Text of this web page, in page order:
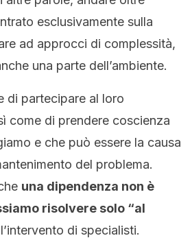
esclusivamente sulla
ad approcci di complessità,
una parte dell’ambiente.
di partecipare al loro
come di prendere coscienza
e che può essere la causa
del problema.
una dipendenza non è
risolvere solo “al
di specialisti.